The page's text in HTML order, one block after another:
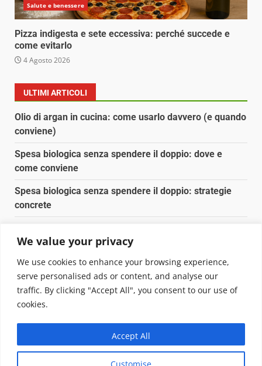
We value your privacy
We use cookies to enhance your browsing experience,
serve personalised ads or content, and analyse our
traffic. By clicking "Accept All", you consent to our use of
cookies.
Customise
Accept All
Salute e benessere
Pizza indigesta e sete eccessiva: perché succede e
come evitarlo
4 Agosto 2026
ULTIMI ARTICOLI
Olio di argan in cucina: come usarlo davvero (e quando
conviene)
Spesa biologica senza spendere il doppio: dove e
come conviene
Spesa biologica senza spendere il doppio: strategie
concrete
Pulizia naturale della casa: 3 ingredienti che
sostituiscono 10 prodotti chimici
Copyright © 2025 Biopianeta.it proprietà di Jws Media
Questo blog non è una testata giornalistica, in quanto
viene aggiornato senza alcuna periodicità. Non può
pertanto considerarsi un prodotto editoriale ai sensi